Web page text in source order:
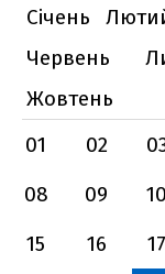
Січень
Червень
Жовтень
01
02
08
09 10
15
16 17